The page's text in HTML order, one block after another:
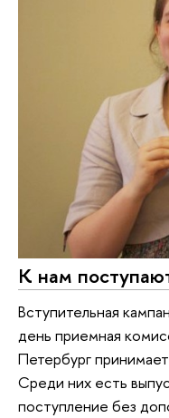
К нам
Вступительная
день приемная
Петербург
Среди них есть
поступление без